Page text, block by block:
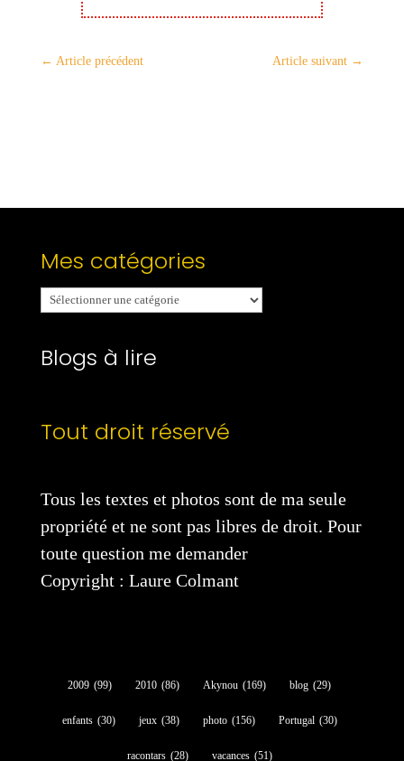
← Article précédent Article suivant →
Mes catégories
Mes
catégories
Blogs à lire
Tout droit réservé
Tous les textes et photos sont de ma seule
propriété et ne sont pas libres de droit. Pour
toute question me demander
Copyright : Laure Colmant
2009 (99) 2010 (86) Akynou (169) blog (29)
enfants (30) jeux (38) photo (156) Portugal (30)
racontars (28) vacances (51)